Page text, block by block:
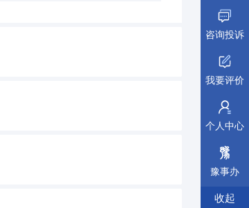
咨询投诉
我要评价
个人中心
豫事办
收起